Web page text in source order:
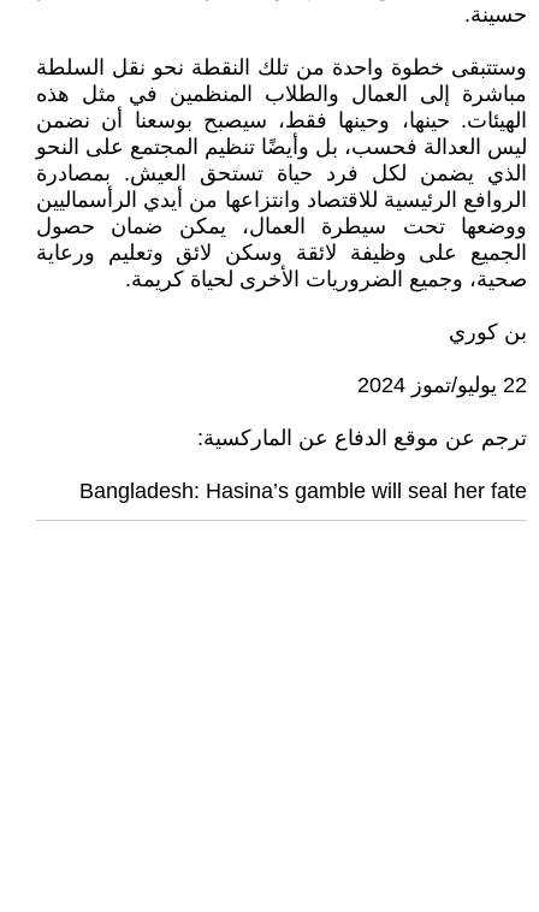
حسينة.
وستتبقى خطوة واحدة من تلك النقطة نحو نقل السلطة
مباشرة إلى العمال والطلاب المنظمين في مثل هذه
الهيئات. حينها، وحينها فقط، سيصبح بوسعنا أن نضمن
ليس العدالة فحسب، بل وأيضًا تنظيم المجتمع على النحو
الذي يضمن لكل فرد حياة تستحق العيش. بمصادرة
الروافع الرئيسية للاقتصاد وانتزاعها من أيدي الرأسماليين
ووضعها تحت سيطرة العمال، يمكن ضمان حصول
الجميع على وظيفة لائقة وسكن لائق وتعليم ورعاية
صحية، وجميع الضروريات الأخرى لحياة كريمة.
بن كوري
22 يوليو/تموز 2024
ترجم عن موقع الدفاع عن الماركسية:
Bangladesh: Hasina’s gamble will seal her fate